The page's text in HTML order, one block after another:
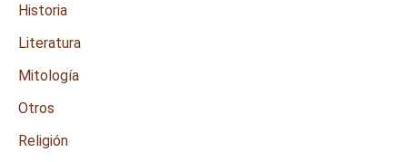
Historia
Literatura
Mitología
Otros
Religión